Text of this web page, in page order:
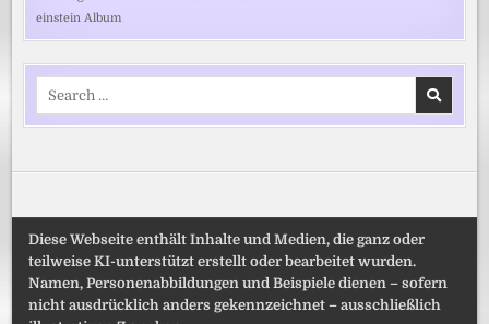
einstein Album
Search
Diese Webseite enthält Inhalte und Medien, die ganz oder
teilweise KI-unterstützt erstellt oder bearbeitet wurden.
Namen, Personenabbildungen und Beispiele dienen – sofern
nicht ausdrücklich anders gekennzeichnet – ausschließlich